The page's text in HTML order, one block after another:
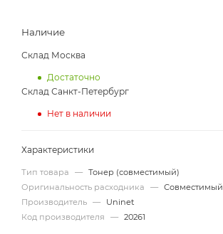
Наличие
Склад Москва
Достаточно
Склад Санкт-Петербург
Нет в наличии
Характеристики
Тип товара — Тонер (совместимый)
Оригинальность расходника
— Совместимый
Производитель —
Uninet
Код производителя
— 20261